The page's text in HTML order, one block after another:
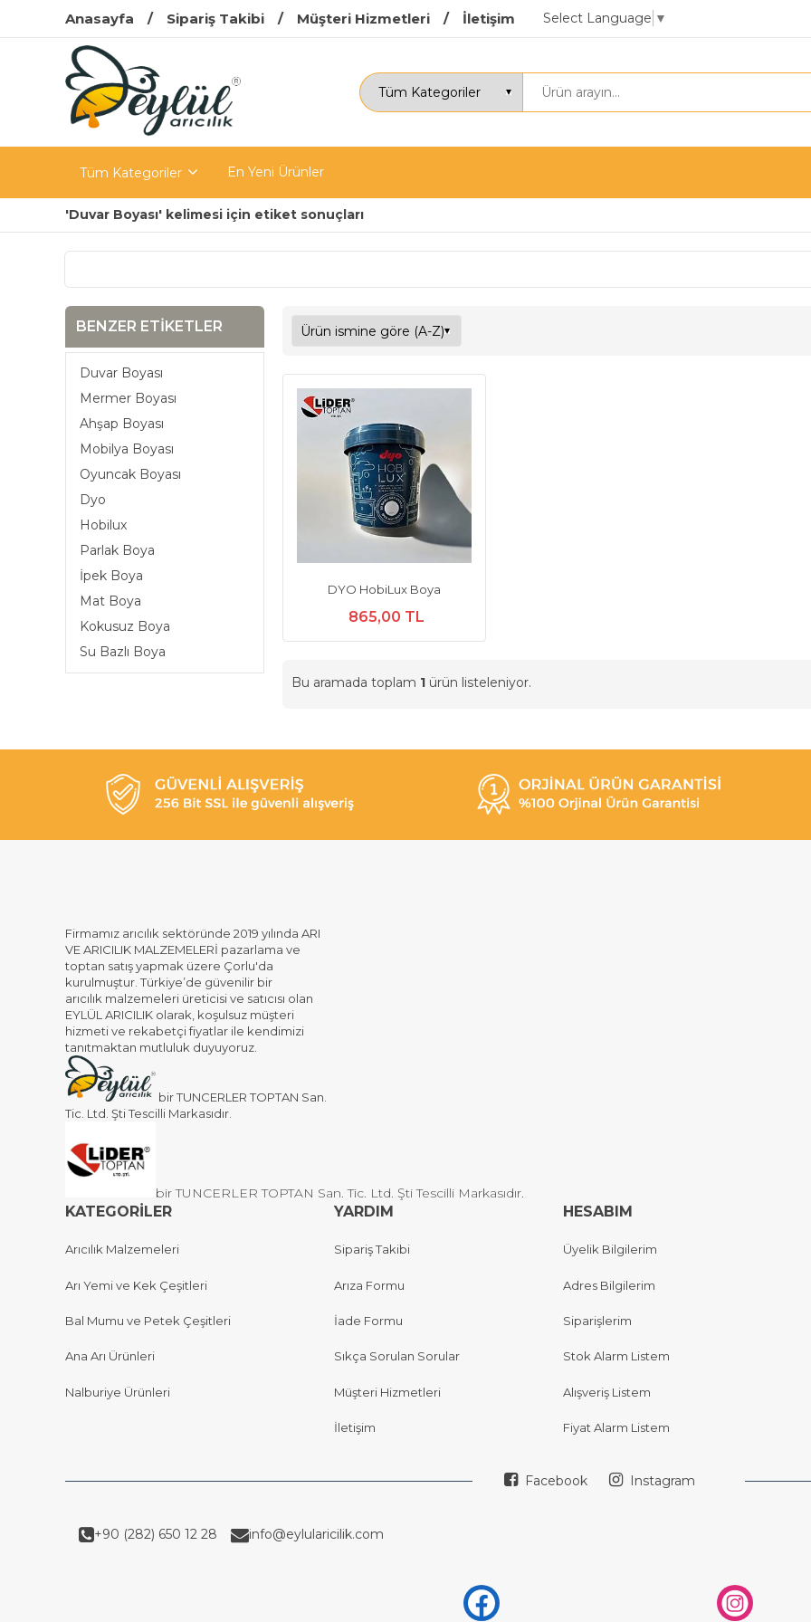
Anasayfa Sipariş Takibi Müşteri Hizmetleri İletişim Select Language ▼
Tüm Kategoriler En Yeni Ürünler
'Duvar Boyası' kelimesi için etiket sonuçları
BENZER ETIKETLER
Duvar Boyası
Mermer Boyası
Ahşap Boyası
Mobilya Boyası
Oyuncak Boyası
Dyo
Hobilux
Parlak Boya
İpek Boya
Mat Boya
Kokusuz Boya
Su Bazlı Boya
DYO HobiLux Boya
865,00 TL
Bu aramada toplam 1 ürün listeleniyor.
Firmamız arıcılık sektöründe 2019 yılında ARI
VE ARICILIK MALZEMELERİ pazarlama ve
toptan satış yapmak üzere Çorlu'da
kurulmuştur. Türkiye’de güvenilir bir
arıcılık malzemeleri üreticisi ve satıcısı olan
EYLÜL ARICILIK olarak, koşulsuz müşteri
hizmeti ve rekabetçi fiyatlar ile kendimizi
tanıtmaktan mutluluk duyuyoruz.
bir TUNCERLER TOPTAN San.
Tic. Ltd. Şti Tescilli Markasıdır.
bir TUNCERLER TOPTAN San. Tic. Ltd. Şti Tescilli Markasıdır.
KATEGORİLER
Arıcılık Malzemeleri
Arı Yemi ve Kek Çeşitleri
Bal Mumu ve Petek Çeşitleri
Ana Arı Ürünleri
Nalburiye Ürünleri
YARDIM
Sipariş Takibi
Arıza Formu
İade Formu
Sıkça Sorulan Sorular
Müşteri Hizmetleri
İletişim
HESABIM
Üyelik Bilgilerim
Adres Bilgilerim
Siparişlerim
Stok Alarm Listem
Alışveriş Listem
Fiyat Alarm Listem
Facebook Instagram
+90 (282) 650 12 28 info@eylularicilik.com